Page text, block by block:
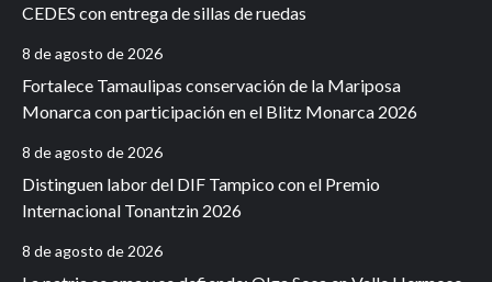
CEDES con entrega de sillas de ruedas
8 de agosto de 2026
Fortalece Tamaulipas conservación de la Mariposa
Monarca con participación en el Blitz Monarca 2026
8 de agosto de 2026
Distinguen labor del DIF Tampico con el Premio
Internacional Tonantzin 2026
8 de agosto de 2026